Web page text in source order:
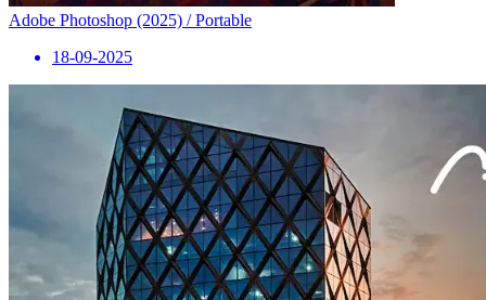
Adobe Photoshop (2025) / Portable
18-09-2025